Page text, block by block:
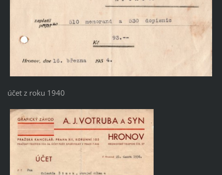
účet z roku 1940